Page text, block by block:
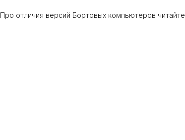
Про отличия версий Бортовых компьютеров читайте